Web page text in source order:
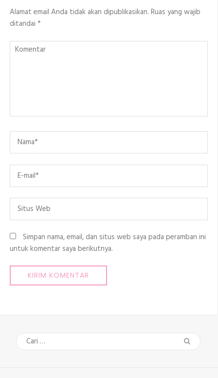
Alamat email Anda tidak akan dipublikasikan. Ruas yang wajib
ditandai *
Komentar
Name
Email
Situs
Simpan nama, email, dan situs web saya pada peramban ini
untuk komentar saya berikutnya.
Cari
untuk: